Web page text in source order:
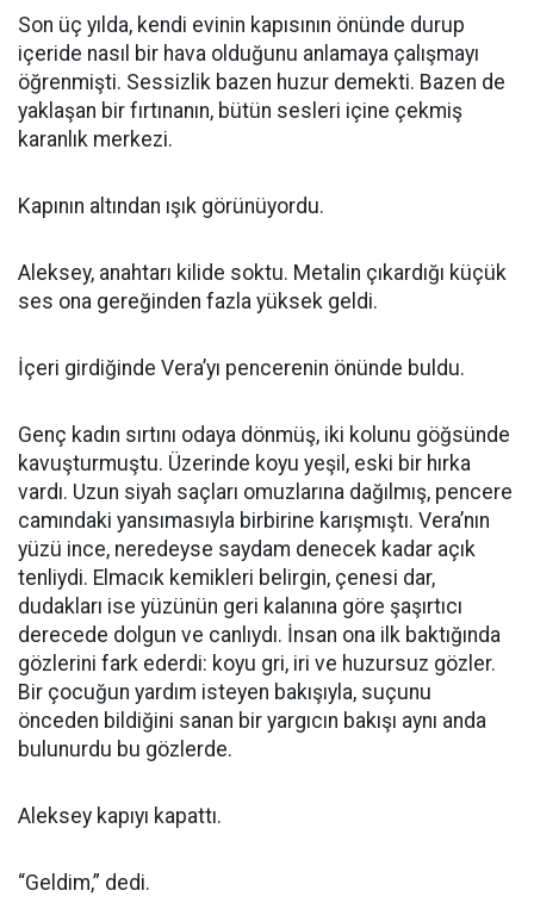
Son üç yılda, kendi evinin kapısının önünde durup
içeride nasıl bir hava olduğunu anlamaya çalışmayı
öğrenmişti. Sessizlik bazen huzur demekti. Bazen de
yaklaşan bir fırtınanın, bütün sesleri içine çekmiş
karanlık merkezi.
Kapının altından ışık görünüyordu.
Aleksey, anahtarı kilide soktu. Metalin çıkardığı küçük
ses ona gereğinden fazla yüksek geldi.
İçeri girdiğinde Vera’yı pencerenin önünde buldu.
Genç kadın sırtını odaya dönmüş, iki kolunu göğsünde
kavuşturmuştu. Üzerinde koyu yeşil, eski bir hırka
vardı. Uzun siyah saçları omuzlarına dağılmış, pencere
camındaki yansımasıyla birbirine karışmıştı. Vera’nın
yüzü ince, neredeyse saydam denecek kadar açık
tenliydi. Elmacık kemikleri belirgin, çenesi dar,
dudakları ise yüzünün geri kalanına göre şaşırtıcı
derecede dolgun ve canlıydı. İnsan ona ilk baktığında
gözlerini fark ederdi: koyu gri, iri ve huzursuz gözler.
Bir çocuğun yardım isteyen bakışıyla, suçunu
önceden bildiğini sanan bir yargıcın bakışı aynı anda
bulunurdu bu gözlerde.
Aleksey kapıyı kapattı.
“Geldim,” dedi.